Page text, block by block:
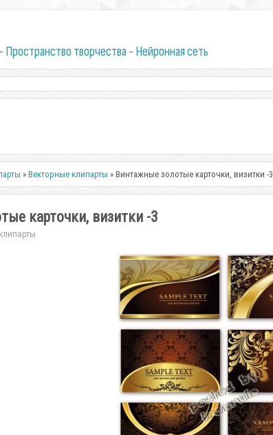
Пространство творчества - Нейронная сеть
»Векторные клипарты » Винтажные золотые карточки, визитки -3
карточки, визитки -3